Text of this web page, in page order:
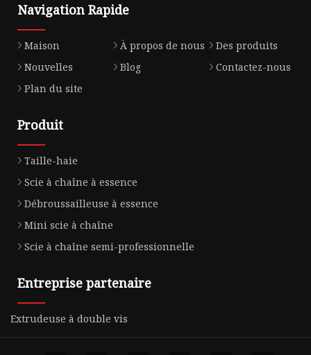
Navigation Rapide
Maison À propos de nous
Des produits
Nouvelles
Blog
Contactez-nous
Plan du site
Produit
Taille-haie
Scie à chaîne à essence
Débroussailleuse à essence
Mini scie à chaîne
Scie à chaîne semi-professionnelle
Entreprise partenaire
Extrudeuse à double vis